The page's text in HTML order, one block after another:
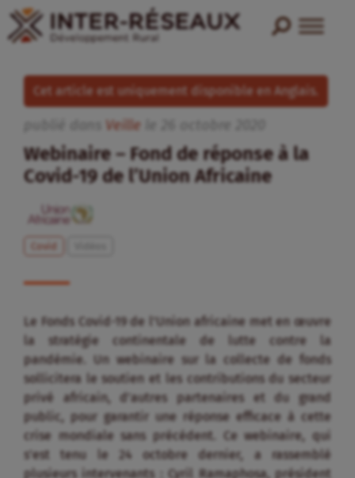
Cet article est uniquement disponible en Anglais.
Veille
Webinaire – Fond de réponse à la
Covid-19 de l’Union Africaine
Covid
Le Fonds Covid-19 de l’Union africaine met en œuvre
la stratégie continentale de lutte contre la
pandémie. Un webinaire sur la collecte de fonds
sollicitera le soutien et les contributions du secteur
privé africain, d’autres partenaires et du grand
public, pour garantir une réponse efficace à cette
crise mondiale sans précédent. Ce webinaire, qui
s’est tenu le 24 octobre dernier, a rassemblé
plusieurs intervenants : Cyril Ramaphosa, président